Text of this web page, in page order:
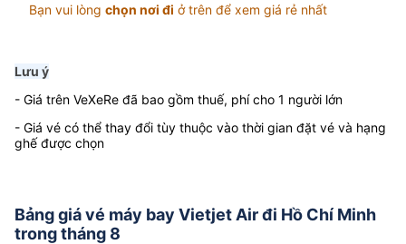
Bạn vui lòng chọn nơi đi ở trên để xem giá rẻ nhất
Lưu ý
- Giá trên VeXeRe đã bao gồm thuế, phí cho 1 người lớn
- Giá vé có thể thay đổi tùy thuộc vào thời gian đặt vé và hạng
ghế được chọn
Bảng giá vé máy bay Vietjet Air đi Hồ Chí Minh
trong tháng 8